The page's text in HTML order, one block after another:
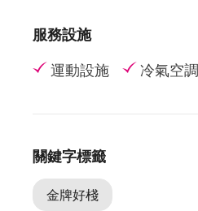
服務設施
運動設施 冷氣空調
關鍵字標籤
金牌好棧